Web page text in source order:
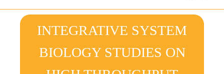
INTEGRATIVE SYSTEM
BIOLOGY STUDIES ON